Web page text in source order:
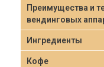
Преимущества и
вендинговых
Ингредиенты
Кофе